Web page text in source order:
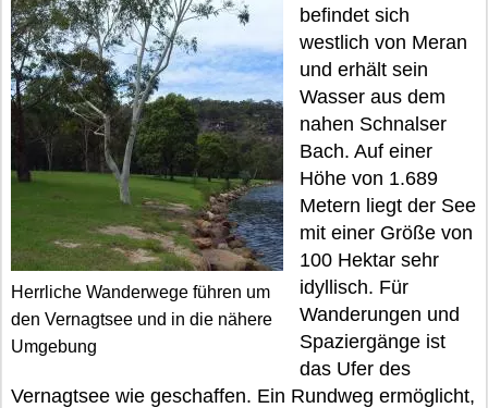
Herrliche Wanderwege führen um
den Vernagtsee und in die nähere
Umgebung
befindet sich
westlich von Meran
und erhält sein
Wasser aus dem
nahen Schnalser
Bach. Auf einer
Höhe von 1.689
Metern liegt der See
mit einer Größe von
100 Hektar sehr
idyllisch. Für
Wanderungen und
Spaziergänge ist
das Ufer des
Vernagtsee wie geschaffen. Ein Rundweg ermöglicht,